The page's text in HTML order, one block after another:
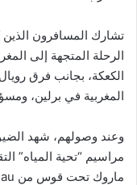
تشارك المسافرون
الرحلة المتجهة إلى
الكعكة، بجانب فرق
المغربية في برلين،
وعند وصولهم، شهد
مراسيم “تحية المياه”